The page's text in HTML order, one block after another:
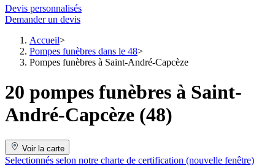
Devis personnalisés
Demander un devis
Accueil
Pompes funèbres dans le 48
Pompes funèbres à Saint-André-Capcèze
20 pompes funèbres à Saint-
André-Capcèze (48)
Voir la carte
Selectionnés selon notre charte de certification (nouvelle fenêtre)